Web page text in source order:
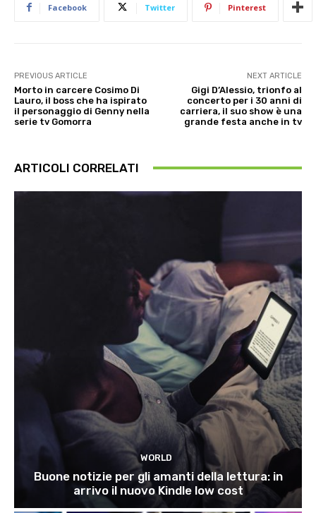
Facebook Twitter Pinterest
PREVIOUS ARTICLE
Morto in carcere Cosimo Di
Lauro, il boss che ha ispirato
il personaggio di Genny nella
serie tv Gomorra
NEXT ARTICLE
Gigi D’Alessio, trionfo al
concerto per i 30 anni di
carriera, il suo show è una
grande festa anche in tv
ARTICOLI CORRELATI
WORLD
Buone notizie per gli amanti della lettura: in
arrivo il nuovo Kindle low cost